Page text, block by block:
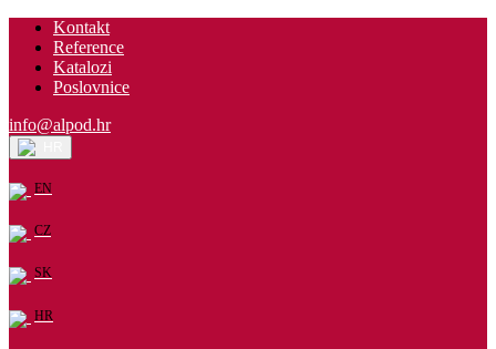
Kontakt
Reference
Katalozi
Poslovnice
info@alpod.hr
EN
CZ
SK
HR